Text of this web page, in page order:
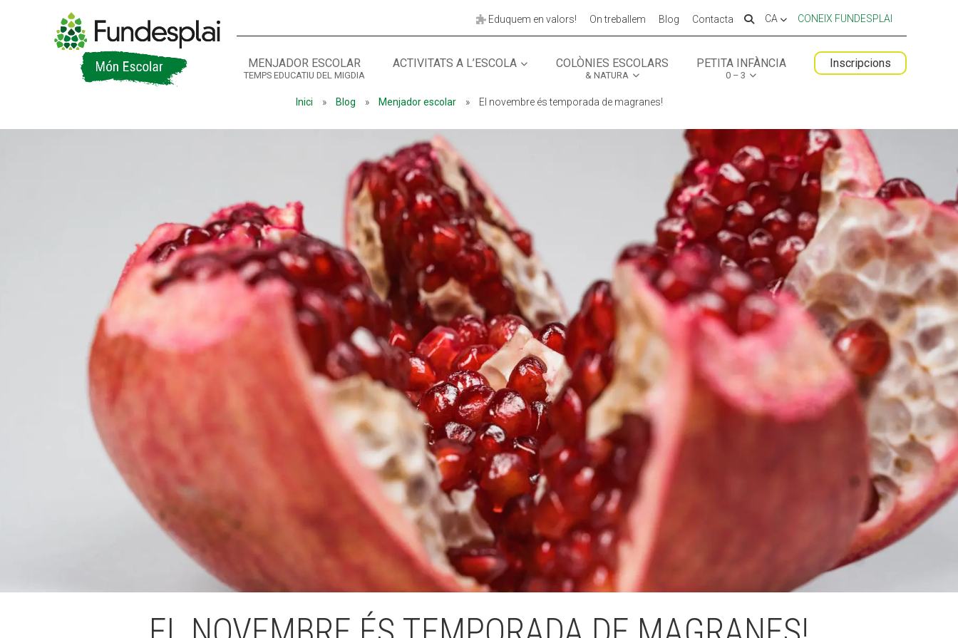
Eduquem en valors! On treballem Blog Contacta CA CONEIX FUNDESPLAI
MENJADOR ESCOLAR
TEMPS EDUCATIU DEL MIGDIA
ACTIVITATS A L’ESCOLA COLÒNIES ESCOLARS
& NATURA
PETITA INFÀNCIA
0 – 3
Inscripcions
Inici » Blog » Menjador escolar » El novembre és temporada de magranes!
ACTIVITATS D'ESTIU MÓN ESCOLAR ALBERG CENTRE ESPLAI FORMACIÓ
ACCIÓ SOCIAL I JOVES SUPORT TERCER SECTOR
La Fundació
Missió i valors
Els comptes clars
Memòria d'activitats
Proposta educativa
ACTUALITAT
Notícies
Butlletins
Diari de la Fundació
Fundesplai als mitjans
Xarxes socials
COL·LABORA
Fes voluntariat
Fes un donatiu
Treballa amb nosaltres